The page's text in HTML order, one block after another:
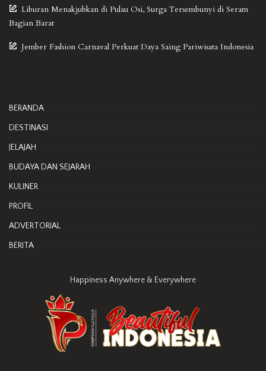
Liburan Menakjubkan di Pulau Osi, Surga Tersembunyi di Seram
Bagian Barat
Jember Fashion Carnaval Perkuat Daya Saing Pariwisata Indonesia
BERANDA
DESTINASI
JELAJAH
BUDAYA DAN SEJARAH
KULINER
PROFIL
ADVERTORIAL
BERITA
Happiness Anywhere & Everywhere